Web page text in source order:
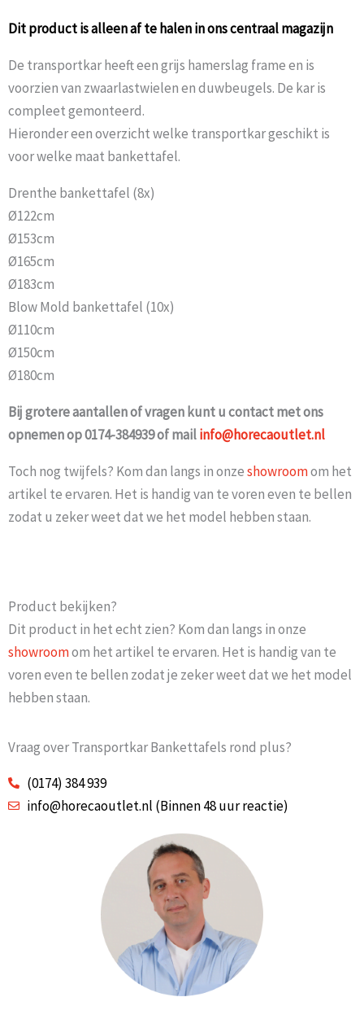
Dit product is alleen af te halen in ons centraal magazijn
De transportkar heeft een grijs hamerslag frame en is
voorzien van zwaarlastwielen en duwbeugels. De kar is
compleet gemonteerd.
Hieronder een overzicht welke transportkar geschikt is
voor welke maat bankettafel.
Drenthe bankettafel (8x)
Ø122cm
Ø153cm
Ø165cm
Ø183cm
Blow Mold bankettafel (10x)
Ø110cm
Ø150cm
Ø180cm
Bij grotere aantallen of vragen kunt u contact met ons
opnemen op 0174-384939 of mailinfo@horecaoutlet.nl
Toch nog twijfels? Kom dan langs in onzeshowroomom het
artikel te ervaren. Het is handig van te voren even te bellen
zodat u zeker weet dat we het model hebben staan.
Product bekijken?
Dit product in het echt zien? Kom dan langs in onze
showroomom het artikel te ervaren. Het is handig van te
voren even te bellen zodat je zeker weet dat we het model
hebben staan.
Vraag over Transportkar Bankettafels rond plus?
(0174) 384 939
info@horecaoutlet.nl (Binnen 48 uur reactie)